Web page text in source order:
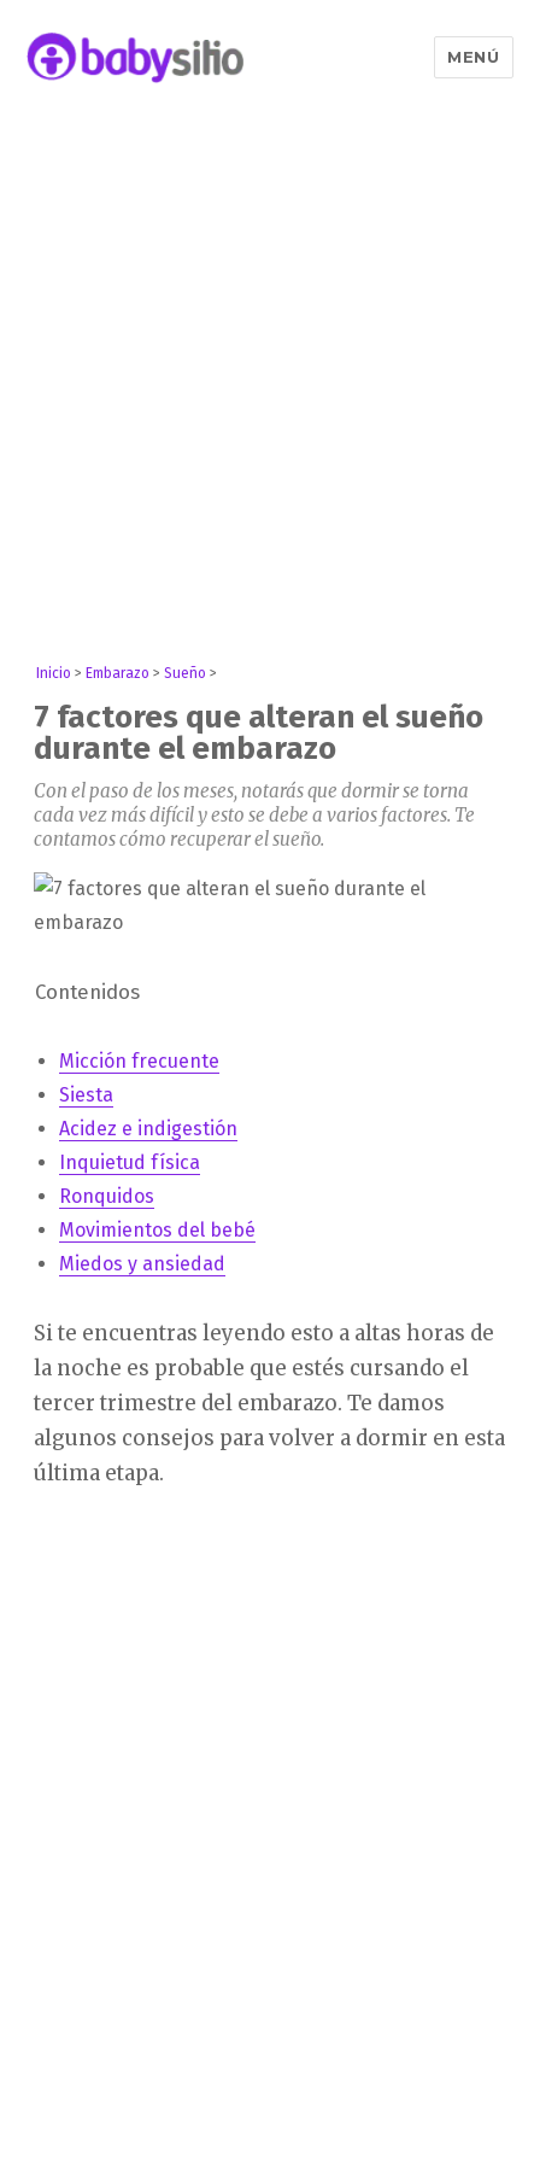
MENÚ
Inicio > Embarazo >Sueño >
7 factores que alteran el sueño
durante el embarazo
Con el paso de los meses, notarás que dormir se torna
cada vez más difícil y esto se debe a varios factores. Te
contamos cómo recuperar el sueño.
Contenidos
Micción frecuente
Siesta
Acidez e indigestión
Inquietud física
Ronquidos
Movimientos del bebé
Miedos y ansiedad
Si te encuentras leyendo esto a altas horas de
la noche es probable que estés cursando el
tercer trimestre del embarazo. Te damos
algunos consejos para volver a dormir en esta
última etapa.